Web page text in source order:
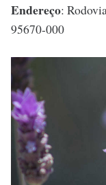
Endereço:
95670-000